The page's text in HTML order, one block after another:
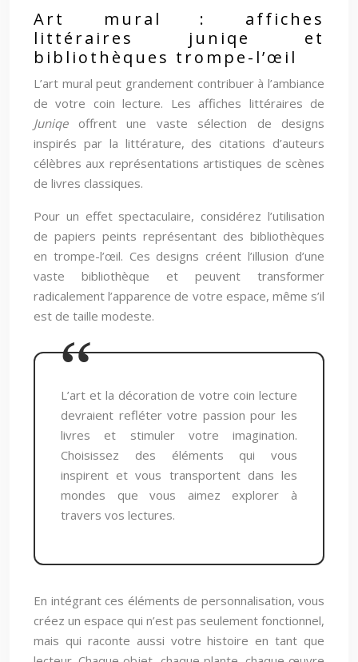
Art mural : affiches
littéraires juniqe et
bibliothèques trompe-l’œil
L’art mural peut grandement contribuer à l’ambiance
de votre coin lecture. Les affiches littéraires de
Juniqe offrent une vaste sélection de designs
inspirés par la littérature, des citations d’auteurs
célèbres aux représentations artistiques de scènes
de livres classiques.
Pour un effet spectaculaire, considérez l’utilisation
de papiers peints représentant des bibliothèques
en trompe-l’œil. Ces designs créent l’illusion d’une
vaste bibliothèque et peuvent transformer
radicalement l’apparence de votre espace, même s’il
est de taille modeste.
L’art et la décoration de votre coin lecture
devraient refléter votre passion pour les
livres et stimuler votre imagination.
Choisissez des éléments qui vous
inspirent et vous transportent dans les
mondes que vous aimez explorer à
travers vos lectures.
En intégrant ces éléments de personnalisation, vous
créez un espace qui n’est pas seulement fonctionnel,
mais qui raconte aussi votre histoire en tant que